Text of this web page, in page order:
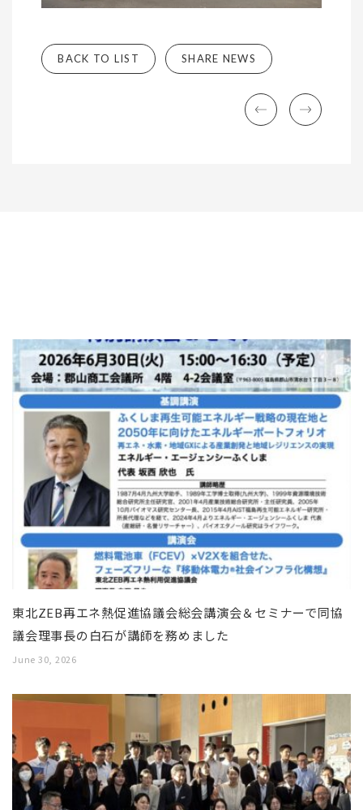
BACK TO LIST SHARE NEWS
東北ZEB再エネ熱促進協議会総会講演会＆セミナーで同協
議会理事長の白石が講師を務めました
June 30, 2026